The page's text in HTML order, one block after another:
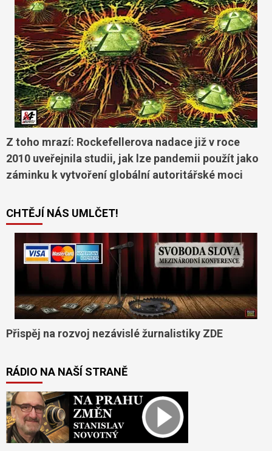
Z toho mrazí: Rockefellerova nadace již v roce
2010 uveřejnila studii, jak lze pandemii použít jako
záminku k vytvoření globální autoritářské moci
CHTĚJÍ NÁS UMLČET!
Přispěj na rozvoj nezávislé žurnalistiky ZDE
RÁDIO NA NAŠÍ STRANĚ